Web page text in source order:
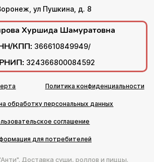
ул Пушкина, д. 8
Хуршида Шамуратовна
КПП: 366610849949/
324366800084592
Политика конфиденциальности
обработку персональных данных
соглашение
для потребителей
Доставка суши, роллов и пиццы.